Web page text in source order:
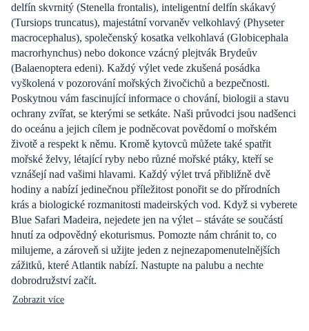
delfín skvrnitý (Stenella frontalis), inteligentní delfín skákavý
(Tursiops truncatus), majestátní vorvaněv velkohlavý (Physeter
macrocephalus), společenský kosatka velkohlavá (Globicephala
macrorhynchus) nebo dokonce vzácný plejtvák Brydeův
(Balaenoptera edeni). Každý výlet vede zkušená posádka
vyškolená v pozorování mořských živočichů a bezpečnosti.
Poskytnou vám fascinující informace o chování, biologii a stavu
ochrany zvířat, se kterými se setkáte. Naši průvodci jsou nadšenci
do oceánu a jejich cílem je podněcovat povědomí o mořském
životě a respekt k němu. Kromě kytovců můžete také spatřit
mořské želvy, létající ryby nebo různé mořské ptáky, kteří se
vznášejí nad vašimi hlavami. Každý výlet trvá přibližně dvě
hodiny a nabízí jedinečnou příležitost ponořit se do přírodních
krás a biologické rozmanitosti madeirských vod. Když si vyberete
Blue Safari Madeira, nejedete jen na výlet – stáváte se součástí
hnutí za odpovědný ekoturismus. Pomozte nám chránit to, co
milujeme, a zároveň si užijte jeden z nejnezapomenutelnějších
zážitků, které Atlantik nabízí. Nastupte na palubu a nechte
dobrodružství začít.
Zobrazit více